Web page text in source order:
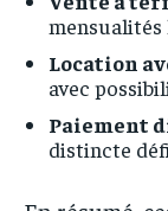
mensualités
Location
avec
Paiement
distincte